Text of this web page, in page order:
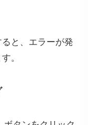
と、エラーが発
。